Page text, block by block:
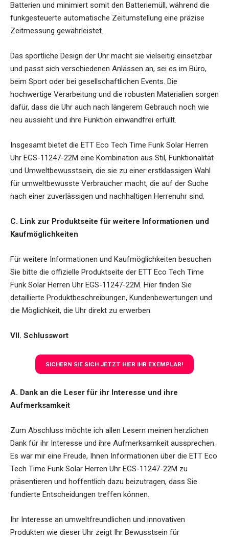
Batterien und minimiert somit den Batteriemüll, während die
funkgesteuerte automatische Zeitumstellung eine präzise
Zeitmessung gewährleistet.
Das sportliche Design der Uhr macht sie vielseitig einsetzbar
und passt sich verschiedenen Anlässen an, sei es im Büro,
beim Sport oder bei gesellschaftlichen Events. Die
hochwertige Verarbeitung und die robusten Materialien sorgen
dafür, dass die Uhr auch nach längerem Gebrauch noch wie
neu aussieht und ihre Funktion einwandfrei erfüllt.
Insgesamt bietet die ETT Eco Tech Time Funk Solar Herren
Uhr EGS-11247-22M eine Kombination aus Stil, Funktionalität
und Umweltbewusstsein, die sie zu einer erstklassigen Wahl
für umweltbewusste Verbraucher macht, die auf der Suche
nach einer zuverlässigen und nachhaltigen Herrenuhr sind.
C. Link zur Produktseite für weitere Informationen und
Kaufmöglichkeiten
Für weitere Informationen und Kaufmöglichkeiten besuchen
Sie bitte die offizielle Produktseite der ETT Eco Tech Time
Funk Solar Herren Uhr EGS-11247-22M. Hier finden Sie
detaillierte Produktbeschreibungen, Kundenbewertungen und
die Möglichkeit, die Uhr direkt zu erwerben.
VII. Schlusswort
SICHERN SIE SICH JETZT HIER IHR EXEMPLAR!
A. Dank an die Leser für ihr Interesse und ihre
Aufmerksamkeit
Zum Abschluss möchte ich allen Lesern meinen herzlichen
Dank für ihr Interesse und ihre Aufmerksamkeit aussprechen.
Es war mir eine Freude, Ihnen Informationen über die ETT Eco
Tech Time Funk Solar Herren Uhr EGS-11247-22M zu
präsentieren und hoffentlich dazu beizutragen, dass Sie
fundierte Entscheidungen treffen können.
Ihr Interesse an umweltfreundlichen und innovativen
Produkten wie dieser Uhr zeigt Ihr Bewusstsein für